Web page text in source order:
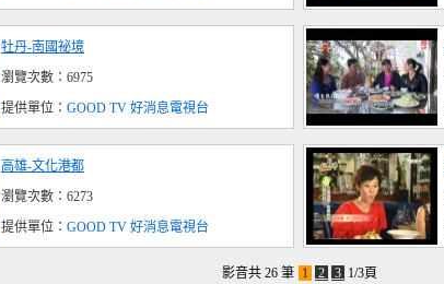
牡丹-南國祕境
瀏覽次數：6975
提供單位： GOOD TV 好消息電視台
高雄-文化港都
瀏覽次數：6273
提供單位： GOOD TV 好消息電視台
影音共 26 筆 1 2 3 1/3頁